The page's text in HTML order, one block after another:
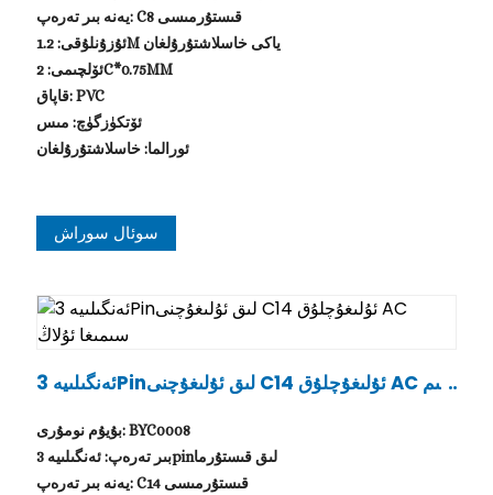
يەنە بىر تەرەپ: C8 قىستۇرمىسى
ئۇزۇنلۇقى: 1.2M ياكى خاسلاشتۇرۇلغان
ئۆلچىمى: 2C*0.75MM
قاپاق: PVC
ئۆتكۈزگۈچ: مىس
ئورالما: خاسلاشتۇرۇلغان
سوئال سوراش
ئەنگىلىيە 3Pinلىق ئۇلىغۇچنى C14 ئۇلىغۇچلۇق AC سىم
بۇيۇم نومۇرى: BYC0008
بىر تەرەپ: ئەنگىلىيە 3pinلىق قىستۇرما
يەنە بىر تەرەپ: C14 قىستۇرمىسى